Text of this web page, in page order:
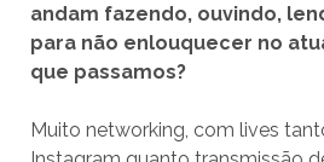
andam fazendo, ouvindo,
para não enlouquecer no
que passamos?
Muito networking, com lives